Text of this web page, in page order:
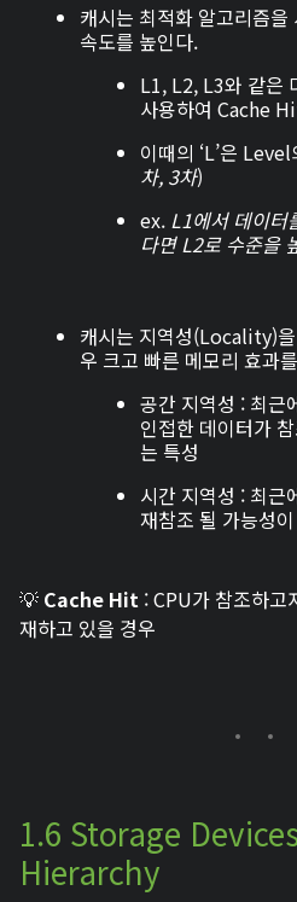
캐시는 최적화 알고리즘을
속도를 높인다.
L1, L2, L3와 같은
사용하여 Cache
이때의 ‘L’은
차, 3차)
ex. L1에서 데이터
다면 L2로 수준을
캐시는 지역성(Locality)
우 크고 빠른 메모리 효과
공간 지역성 : 최근
인접한 데이터가
는 특성
시간 지역성 : 최근
재참조 될 가능성
💡 Cache Hit : CPU가 참조하고
재하고 있을 경우
1.6 Storage
Hierarchy